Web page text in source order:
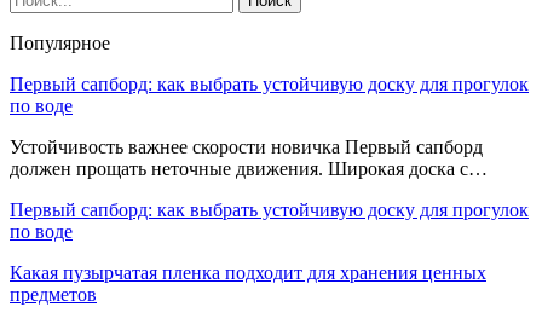
Популярное
Первый сапборд: как выбрать устойчивую доску для прогулок
по воде
Устойчивость важнее скорости новичка Первый сапборд
должен прощать неточные движения. Широкая доска с…
Первый сапборд: как выбрать устойчивую доску для прогулок
по воде
Какая пузырчатая пленка подходит для хранения ценных
предметов